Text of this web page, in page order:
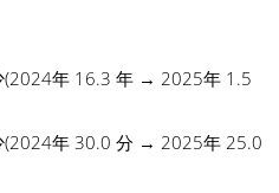
(2024年 16.3 年 → 2025年 1.5
(2024年 30.0 分 → 2025年 25.0